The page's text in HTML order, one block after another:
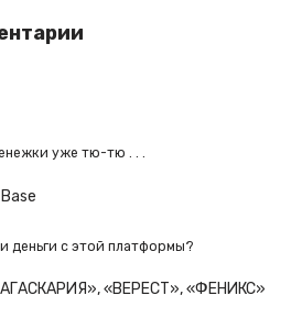
уже тю-тю . . .
деньги с этой платформы?
«ВЕРЕСТ», «ФЕНИКС»